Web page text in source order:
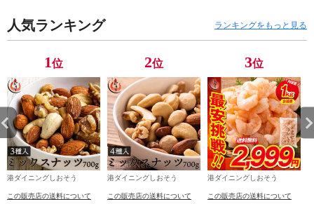
大量 贈答 送料無料
人気ランキング ランキングをもっと見る
1位
港ダイニングしおそう
この販売店の送料について
2位
港ダイニングしおそう
この販売店の送料について
3位
港ダイニングしおそう
この販売店の送料について